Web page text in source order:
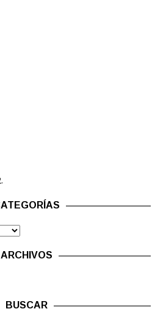
ARCHIVOS
BUSCAR